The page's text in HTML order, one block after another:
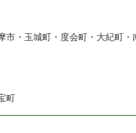
市・玉城町・度会町・大紀町・
町